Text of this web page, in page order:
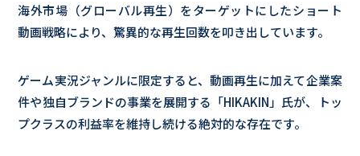
海外市場（グローバル再生）をターゲットにしたショート
動画戦略により、驚異的な再生回数を叩き出しています。
ゲーム実況ジャンルに限定すると、動画再生に加えて企業案
件や独自ブランドの事業を展開する「HIKAKIN」氏が、トッ
プクラスの利益率を維持し続ける絶対的な存在です。